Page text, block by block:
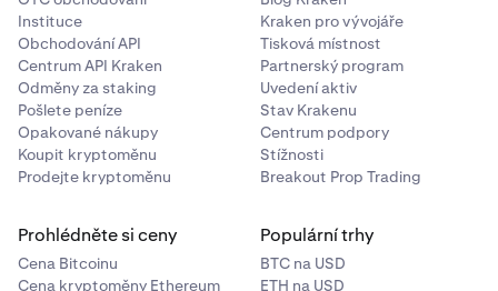
Instituce
Obchodování API
Centrum API Kraken
Odměny za staking
Pošlete peníze
Opakované nákupy
Koupit kryptoměnu
Prodejte kryptoměnu
Kraken pro vývojáře
Tisková místnost
Partnerský program
Uvedení aktiv
Stav Krakenu
Centrum podpory
Stížnosti
Breakout Prop Trading
Prohlédněte si ceny
Cena Bitcoinu
Cena kryptoměny Ethereum
Populární trhy
BTC na USD
ETH na USD